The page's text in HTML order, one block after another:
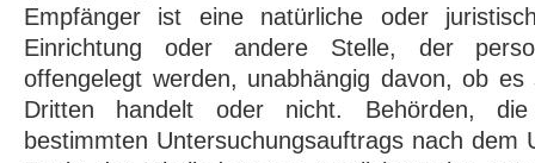
Empfänger ist eine natürliche oder
Einrichtung oder andere Stelle, der
offengelegt werden, unabhängig davon, ob
Dritten handelt oder nicht. Behörden,
bestimmten Untersuchungsauftrags nach dem